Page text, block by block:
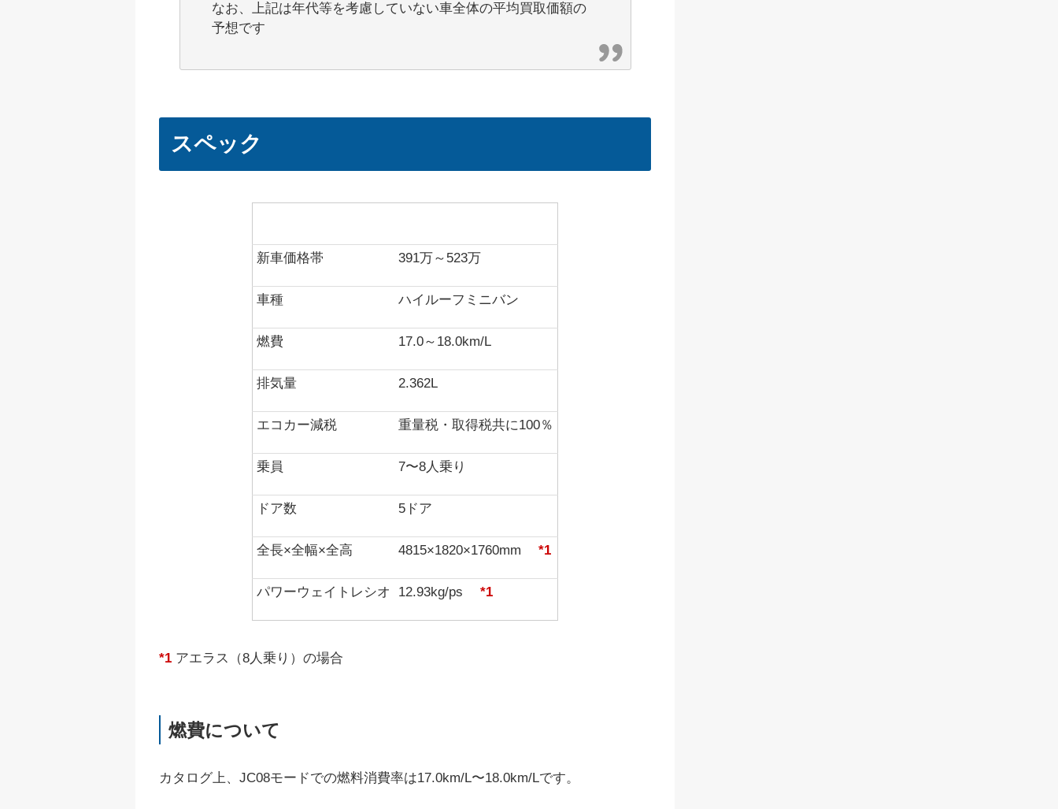
なお、上記は年代等を考慮していない車全体の平均買取価額の
予想です
スペック
新車価格帯 391万～523万
車種 ハイルーフミニバン
燃費 17.0～18.0km/L
排気量 2.362L
エコカー減税 重量税・取得税共に100％
乗員 7〜8人乗り
ドア数 5ドア
全長×全幅×全高 4815×1820×1760mm *1
パワーウェイトレシオ 12.93kg/ps *1
*1 アエラス（8人乗り）の場合
燃費について
カタログ上、JC08モードでの燃料消費率は17.0km/L〜18.0km/Lです。